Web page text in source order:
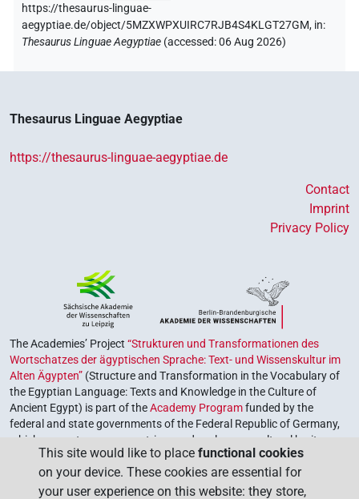
https://thesaurus-linguae-
aegyptiae.de/object/5MZXWPXUIRC7RJB4S4KLGT27GM, in:
Thesaurus Linguae Aegyptiae (accessed:06 Aug 2026)
Thesaurus Linguae Aegyptiae
https://thesaurus-linguae-aegyptiae.de
Contact
Imprint
Privacy Policy
The Academies’ Project “Strukturen und Transformationen des
Wortschatzes der ägyptischen Sprache: Text- und Wissenskultur im
Alten Ägypten” (Structure and Transformation in the Vocabulary of
the Egyptian Language: Texts and Knowledge in the Culture of
Ancient Egypt) is part of theAcademy Programfunded by the
federal and state governments of the Federal Republic of Germany,
which serves to preserve, retrieve and explore our cultural heritage.
The program is coordinated by theUnion of the German Academies
of Sciences and Humanities.
This site would like to place functional cookies
on your device. These cookies are essential for
your user experience on this website: they store,